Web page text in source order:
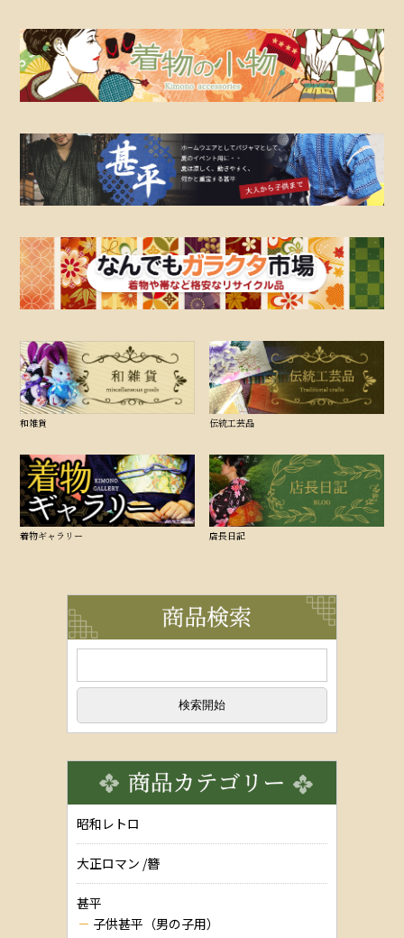
和雑貨 伝統工芸品
着物ギャラリー 店長日記
昭和レトロ
大正ロマン /簪
甚平
子供甚平（男の子用）